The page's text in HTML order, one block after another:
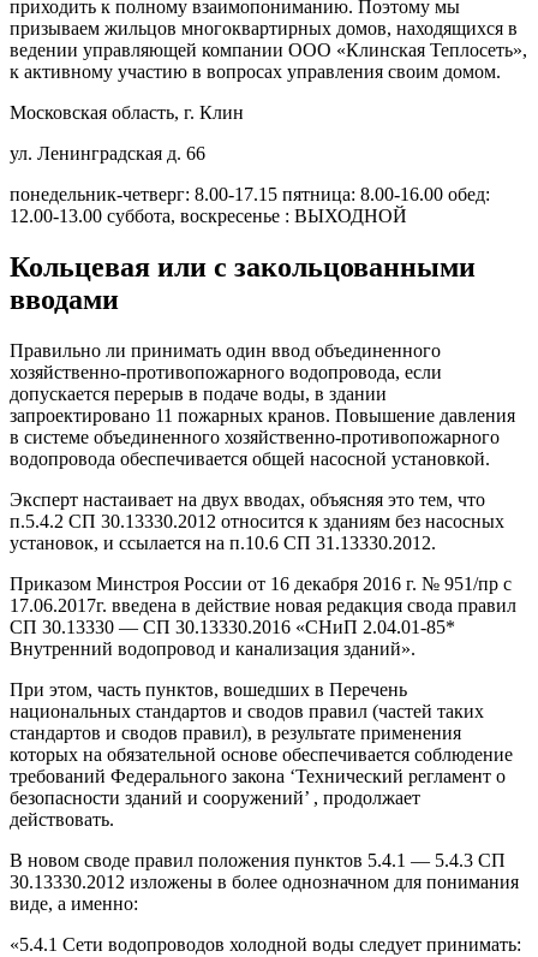
приходить к полному взаимопониманию. Поэтому мы
призываем жильцов многоквартирных домов, находящихся в
ведении управляющей компании ООО «Клинская Теплосеть»,
к активному участию в вопросах управления своим домом.
Московская область, г. Клин
ул. Ленинградская д. 66
понедельник-четверг: 8.00-17.15 пятница: 8.00-16.00 обед:
12.00-13.00 суббота, воскресенье : ВЫХОДНОЙ
Кольцевая или с закольцованными
вводами
Правильно ли принимать один ввод объединенного
хозяйственно-противопожарного водопровода, если
допускается перерыв в подаче воды, в здании
запроектировано 11 пожарных кранов. Повышение давления
в системе объединенного хозяйственно-противопожарного
водопровода обеспечивается общей насосной установкой.
Эксперт настаивает на двух вводах, объясняя это тем, что
п.5.4.2 СП 30.13330.2012 относится к зданиям без насосных
установок, и ссылается на п.10.6 СП 31.13330.2012.
Приказом Минстроя России от 16 декабря 2016 г. № 951/пр с
17.06.2017г. введена в действие новая редакция свода правил
СП 30.13330 — СП 30.13330.2016 «СНиП 2.04.01-85*
Внутренний водопровод и канализация зданий».
При этом, часть пунктов, вошедших в Перечень
национальных стандартов и сводов правил (частей таких
стандартов и сводов правил), в результате применения
которых на обязательной основе обеспечивается соблюдение
требований Федерального закона ‘Технический регламент о
безопасности зданий и сооружений’ , продолжает
действовать.
В новом своде правил положения пунктов 5.4.1 — 5.4.3 СП
30.13330.2012 изложены в более однозначном для понимания
виде, а именно:
«5.4.1 Сети водопроводов холодной воды следует принимать: